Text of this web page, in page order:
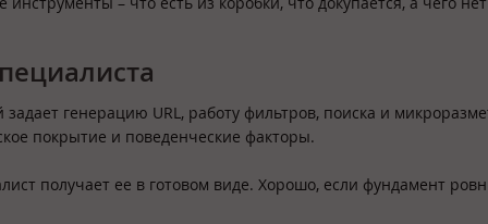
генерацию URL, работу фильтров, поиска и
покрытие и поведенческие факторы.
получает ее в готовом виде. Хорошо, если фундамент